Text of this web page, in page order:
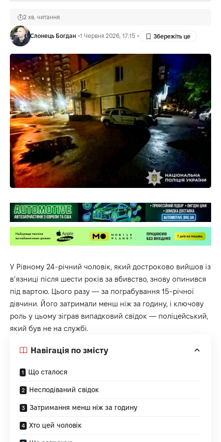
Слонець Богдан 1 Червня 2026, 17:15
2 хв. читання
У Рівному 24-річний чоловік, який достроково вийшов із
в’язниці після шести років за вбивство, знову опинився
під вартою. Цього разу — за пограбування 15-річної
дівчини. Його затримали менш ніж за годину, і ключову
роль у цьому зіграв випадковий свідок — поліцейський,
який був не на службі.
Навігація по змісту
Що сталося
Несподіваний свідок
Затримання менш ніж за годину
Хто цей чоловік